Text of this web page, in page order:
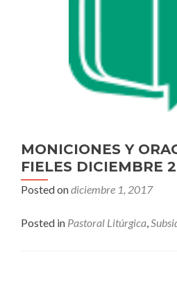
MONICIONES Y
FIELES DICIEMBRE
Posted ondiciembre 1, 2017
Posted in Pastoral Litúrgica,